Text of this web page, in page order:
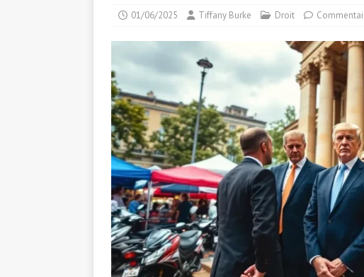
01/06/2025 Tiffany Burke Droit